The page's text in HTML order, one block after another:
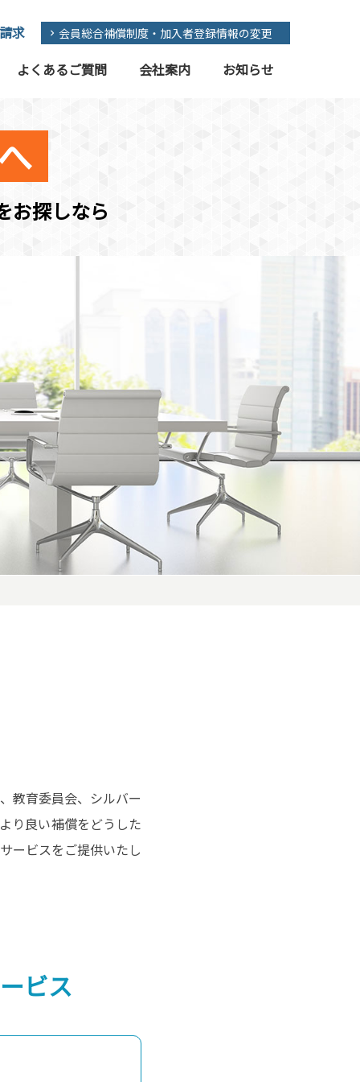
求 会員総合補償制度・加入者登録情報の変更
よくあるご質問 会社案内 お知らせ
お探しなら
教育委員会、シルバー
り良い補償をどうした
ービスをご提供いたし
ビス